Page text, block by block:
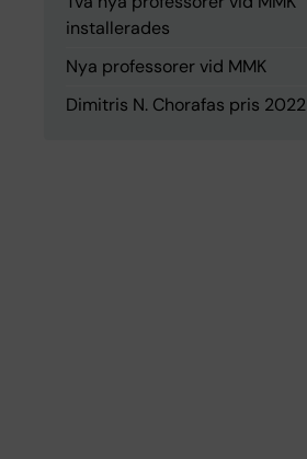
installerades
Nya professorer vid MMK
Dimitris N. Chorafas pris 2022